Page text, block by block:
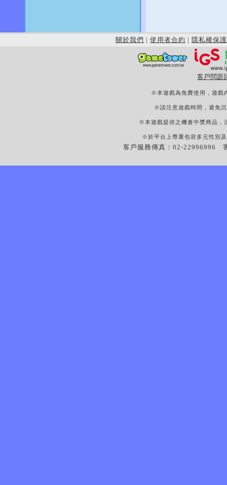
關於我們 | 使用者合約 | 隱私權保護
客戶問題
※本遊戲為免費使用，遊戲
※請注意遊戲時間，避免
※本遊戲提供之機會中獎商品，
※於平台上尊重包容多元性別
客戶服務傳真：02-22996996